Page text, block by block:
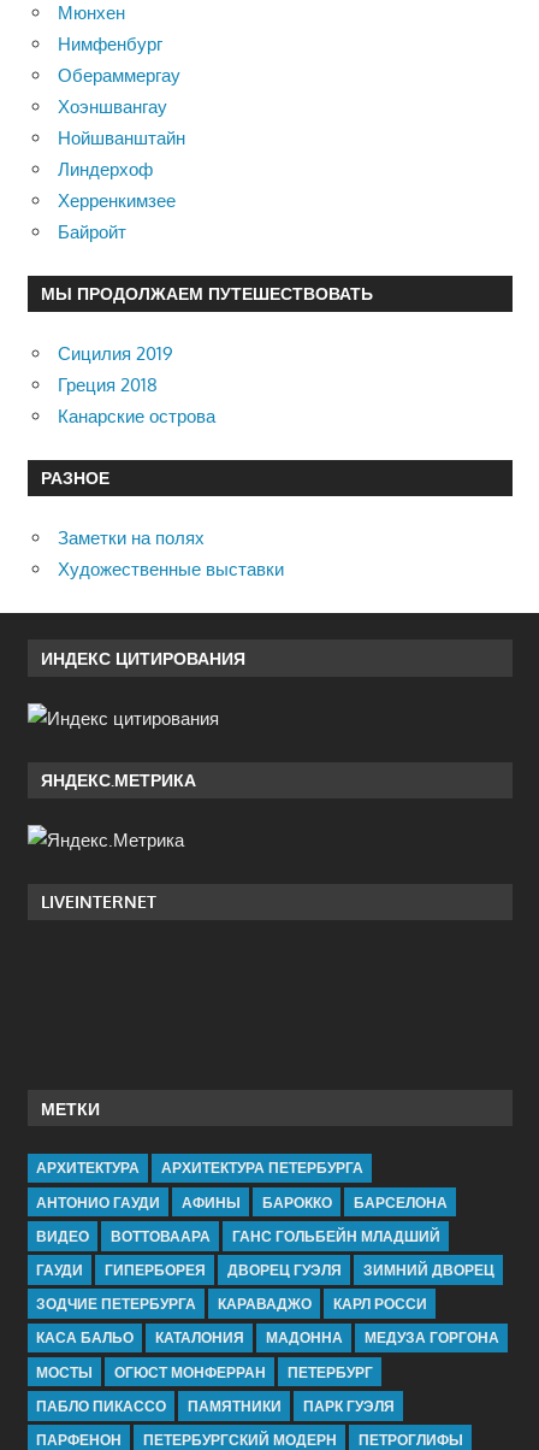
Мюнхен
Нимфенбург
Обераммергау
Хоэншвангау
Нойшванштайн
Линдерхоф
Херренкимзее
Байройт
МЫ ПРОДОЛЖАЕМ ПУТЕШЕСТВОВАТЬ
Сицилия 2019
Греция 2018
Канарские острова
РАЗНОЕ
Заметки на полях
Художественные выставки
ИНДЕКС ЦИТИРОВАНИЯ
ЯНДЕКС.МЕТРИКА
LIVEINTERNET
МЕТКИ
АРХИТЕКТУРА
АРХИТЕКТУРА ПЕТЕРБУРГА
АНТОНИО ГАУДИ
АФИНЫ БАРОККО
БАРСЕЛОНА
ВИДЕО
ВОТТОВААРА
ГАНС ГОЛЬБЕЙН МЛАДШИЙ
ГАУДИ
ГИПЕРБОРЕЯ ДВОРЕЦ ГУЭЛЯ
ЗИМНИЙ ДВОРЕЦ
ЗОДЧИЕ ПЕТЕРБУРГА
КАРАВАДЖО
КАРЛ РОССИ
КАСА БАЛЬО
КАТАЛОНИЯ МАДОННА
МЕДУЗА ГОРГОНА
МОСТЫ
ОГЮСТ МОНФЕРРАН
ПЕТЕРБУРГ
ПАБЛО ПИКАССО
ПАМЯТНИКИ
ПАРК ГУЭЛЯ
ПАРФЕНОН
ПЕТЕРБУРГСКИЙ МОДЕРН ПЕТРОГЛИФЫ